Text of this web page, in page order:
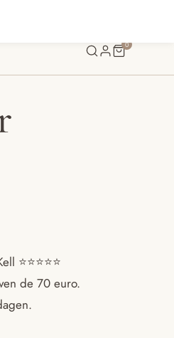
kaartje met je bestelling • Verzonden
0
⭐️⭐️⭐️⭐️⭐️
de 70 euro.